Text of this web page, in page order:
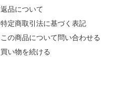
返品について
特定商取引法に基づく表記
この商品について問い合わせる
買い物を続ける